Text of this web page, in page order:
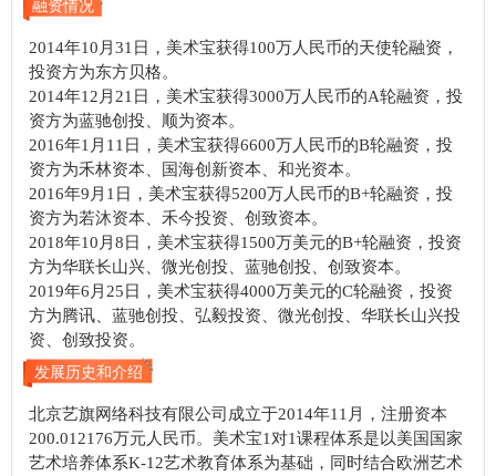
融资情况
2014年10月31日，美术宝获得100万人民币的天使轮融资，
投资方为东方贝格。
2014年12月21日，美术宝获得3000万人民币的A轮融资，投
资方为蓝驰创投、顺为资本。
2016年1月11日，美术宝获得6600万人民币的B轮融资，投
资方为禾林资本、国海创新资本、和光资本。
2016年9月1日，美术宝获得5200万人民币的B+轮融资，投
资方为若沐资本、禾今投资、创致资本。
2018年10月8日，美术宝获得1500万美元的B+轮融资，投资
方为华联长山兴、微光创投、蓝驰创投、创致资本。
2019年6月25日，美术宝获得4000万美元的C轮融资，投资
方为腾讯、蓝驰创投、弘毅投资、微光创投、华联长山兴投
资、创致投资。
发展历史和介绍
北京艺旗网络科技有限公司成立于2014年11月，注册资本
200.012176万元人民币。美术宝1对1课程体系是以美国国家
艺术培养体系K-12艺术教育体系为基础，同时结合欧洲艺术